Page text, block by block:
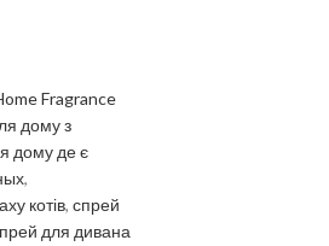
Fragrance
дому з
дому де є
котів, спрей
для дивана